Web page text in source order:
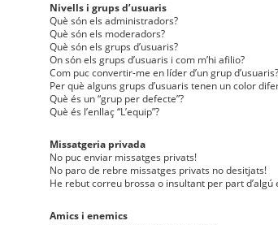
Nivells i grups d’usuaris
Què són els administradors?
Què són els moderadors?
Què són els grups d’usuaris?
On són els grups d’usuaris i com m’hi afilio?
Com puc convertir-me en líder d’un grup d’usuaris?
Per què alguns grups d’usuaris tenen un color
Què és un “grup per defecte”?
Què és l’enllaç “L’equip”?
Missatgeria privada
No puc enviar missatges privats!
No paro de rebre missatges privats no desitjats!
He rebut correu brossa o insultant per part d’algú
Amics i enemics